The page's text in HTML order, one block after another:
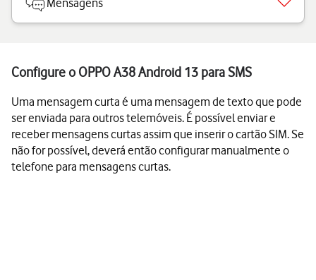
Mensagens
Configure o OPPO A38 Android 13 para SMS
Uma mensagem curta é uma mensagem de texto que pode
ser enviada para outros telemóveis. É possível enviar e
receber mensagens curtas assim que inserir o cartão SIM. Se
não for possível, deverá então configurar manualmente o
telefone para mensagens curtas.